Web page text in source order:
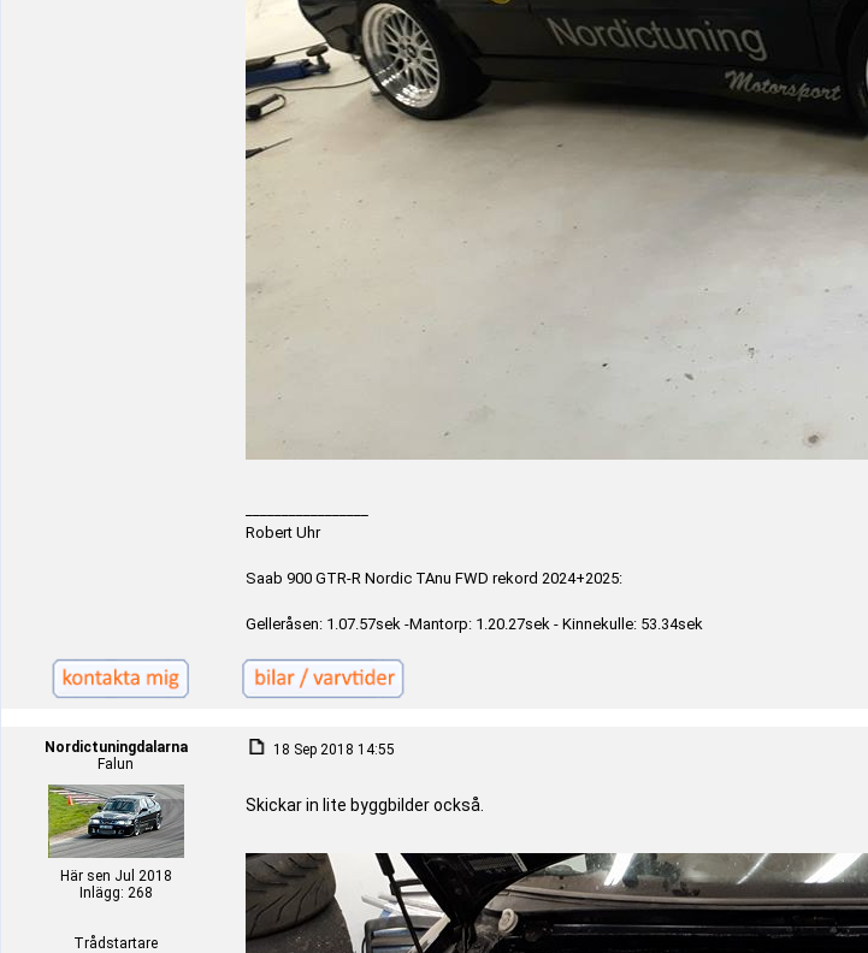
Robert Uhr
Saab 900 GTR-R Nordic TAnu FWD rekord 2024+2025:
Gelleråsen: 1.07.57sek -Mantorp: 1.20.27sek - Kinnekulle: 53.34sek
Nordictuningdalarna
Falun
Här sen Jul 2018
Inlägg: 268
Trådstartare
18 Sep 2018 14:55
Skickar in lite byggbilder också.